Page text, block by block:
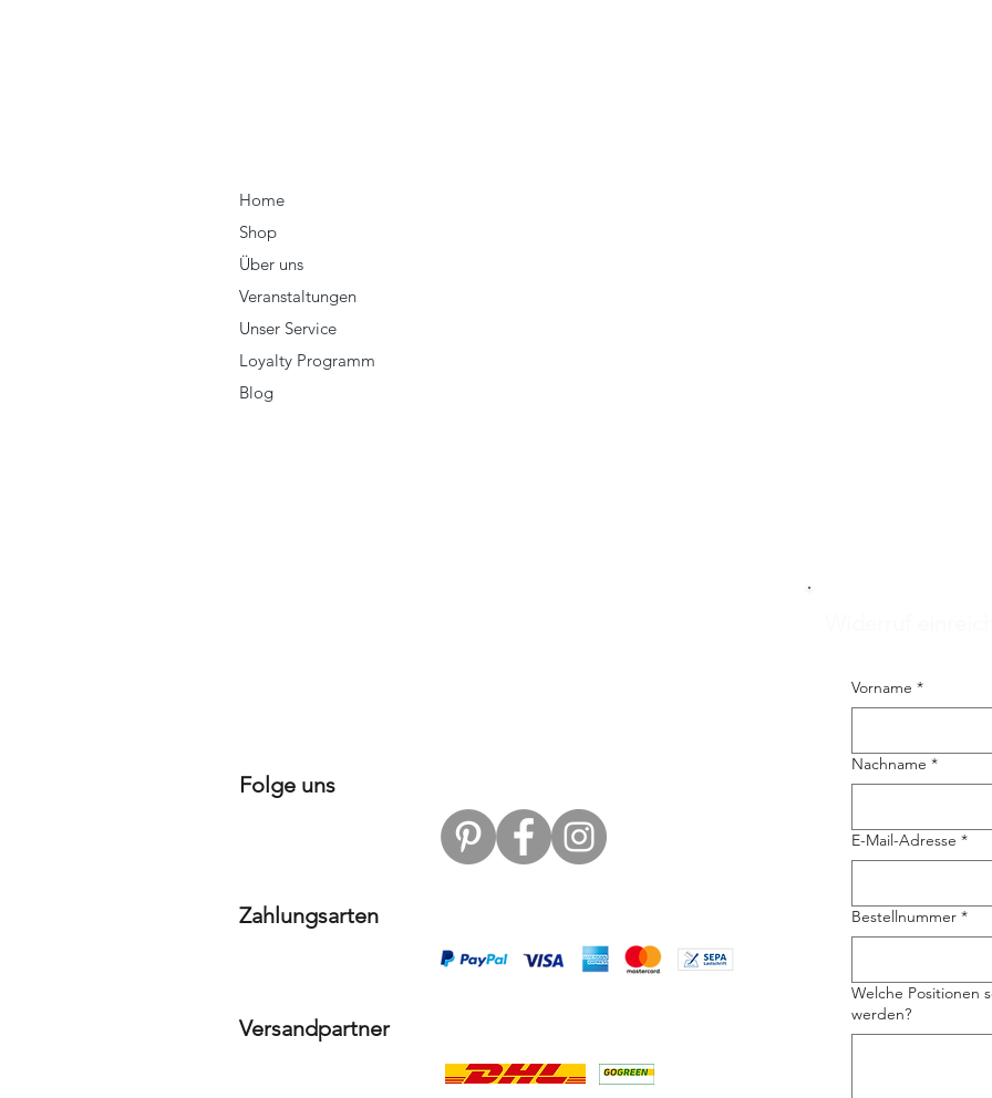
Home
Shop
Über uns
Veranstaltungen
Unser Service
Loyalty Programm
Blog
Folge uns
Zahlungsarten
Vorname *
Nachname *
E-Mail-Adresse *
Bestellnummer *
Welche Positionen
werden?
Versandpartner